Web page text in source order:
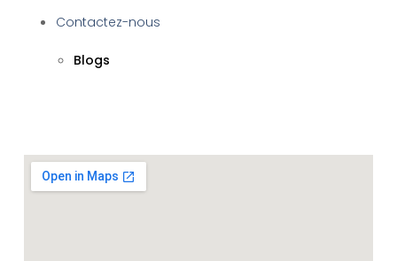
Contactez-nous
Blogs